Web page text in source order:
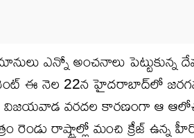
ఎన్నో అంచనాలు
ఈ నెల 22న హైదరాబాద్‌లో
వరదల కారణంగా ఆ ఆలోచన
రెండు రాష్ట్రాల్లో మంచి క్రేజ్‌ ఉన్న